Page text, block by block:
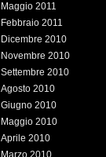
Maggio 2011
Febbraio 2011
Dicembre 2010
Novembre 2010
Settembre 2010
Agosto 2010
Giugno 2010
Maggio 2010
Aprile 2010
Marzo 2010